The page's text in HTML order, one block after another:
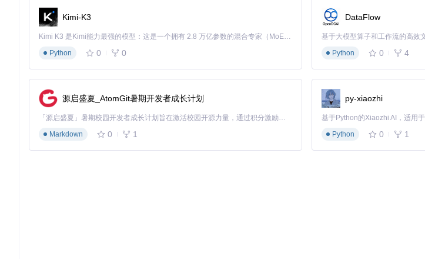
# 为当前用户安装
mkdir
cp Outfit-Fonts/fonts/ttf/*.ttf ~/.local/share/fonts/
主标题 + 正文组合
标题：Outfit Black (900) + 24-36pt
正文：Outfit Regular (400) + 14-16pt
行高：正文1.5倍，标题1.2倍
界面设计组合
小标题：Outfit Medium (500)
正文文本：Outfit Regular (400)
Kimi-K3
Kimi K3 是Kimi能力最强的模型：这是一个拥有 2.8 万亿参数的混合专家（MoE）模型，具备原生视觉理解能力，并支持 100 万 token 的上下文窗口。
Python
0 0
DataFlow
基于大模型算子和工作流的高效
Python
0 4
源启盛夏_AtomGit暑期开发者成长计划
「源启盛夏」暑期校园开发者成长计划旨在激活校园开源力量，通过积分激励、认证扶持、资源倾斜等形式，引导高校组织和开发者完成「入驻 — 建项目 — 做贡献 — 获认证 — 得资源」的完整闭环。无论你是想带领社团入驻平台的组织者，还是希望用代码贡献证明自己的开发者，都能在这里找到属于你的成长路径。
Markdown
0 1
py-xiaozhi
Python
0 1